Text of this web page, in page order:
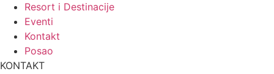
Resort i Destinacije
Eventi
Kontakt
Posao
KONTAKT